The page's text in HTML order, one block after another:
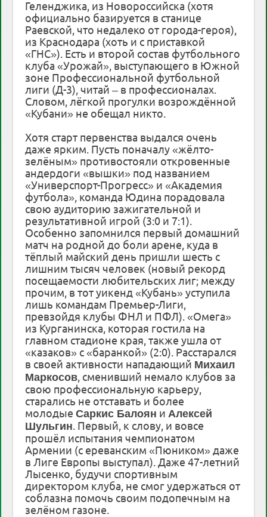
Геленджика, из Новороссийска (хотя
официально базируется в станице
Раевской, что недалеко от города-героя),
из Краснодара (хоть и с приставкой
«ГНС»). Есть и второй состав футбольного
клуба «Урожай», выступающего в Южной
зоне Профессиональной футбольной
лиги (Д-3), читай – в профессионалах.
Словом, лёгкой прогулки возрождённой
«Кубани» не обещал никто.
Хотя старт первенства выдался очень
даже ярким. Пусть поначалу «жёлто-
зелёным» противостояли откровенные
андердоги «вышки» под названием
«Универспорт-Прогресс» и «Академия
футбола», команда Юдина порадовала
свою аудиторию зажигательной и
результативной игрой (3:0 и 7:1).
Особенно запомнился первый домашний
матч на родной до боли арене, куда в
тёплый майский день пришли шесть с
лишним тысяч человек (новый рекорд
посещаемости любительских лиг; между
прочим, в тот уикенд «Кубань» уступила
лишь командам Премьер-Лиги,
превзойдя клубы ФНЛ и ПФЛ). «Омега»
из Курганинска, которая гостила на
главном стадионе края, также ушла от
«казаков» с «баранкой» (2:0). Расстарался
в своей активности нападающий Михаил
Маркосов, сменивший немало клубов за
свою профессиональную карьеру,
старались не отставать и более
молодыеСаркис Балоян и Алексей
Шульгин. Первый, к слову, и вовсе
прошёл испытания чемпионатом
Армении (с ереванским «Пюником» даже
в Лиге Европы выступал). Даже 47-летний
Лысенко, будучи спортивным
директором клуба, не смог удержаться от
соблазна помочь своим подопечным на
зелёном газоне.